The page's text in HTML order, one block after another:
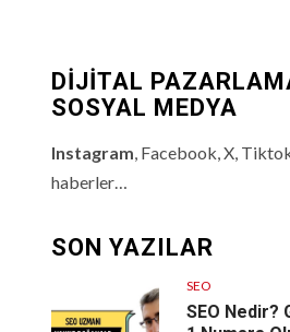
DİJİTAL
SOSYAL MEDYA
Instagram , Facebook, X,
haberler…
SON YAZILAR
SEO
SEO Nedir?